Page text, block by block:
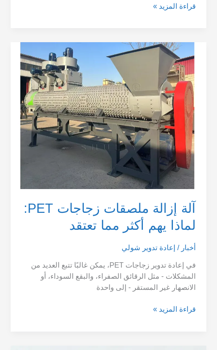
قراءة المزيد »
آلة إزالة ملصقات زجاجات PET:
لماذا يهم أكثر مما تعتقد
أخبار / إعادة تدوير شولي
في إعادة تدوير زجاجات PET، يمكن غالبًا تتبع العديد من
المشكلات - مثل الرقائق الصفراء، والبقع السوداء، أو
الانصهار غير المستقر - إلى واحدة
إزالة
ملصقات
زجاجات
يهم
أكثر
مما
تعتقد
قراءة المزيد »